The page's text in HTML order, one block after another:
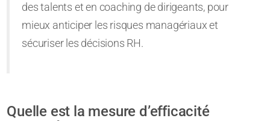
des talents et en coaching de dirigeants, pour
mieux anticiper les risques managériaux et
sécuriser les décisions RH.
Quelle est la mesure d’efficacité